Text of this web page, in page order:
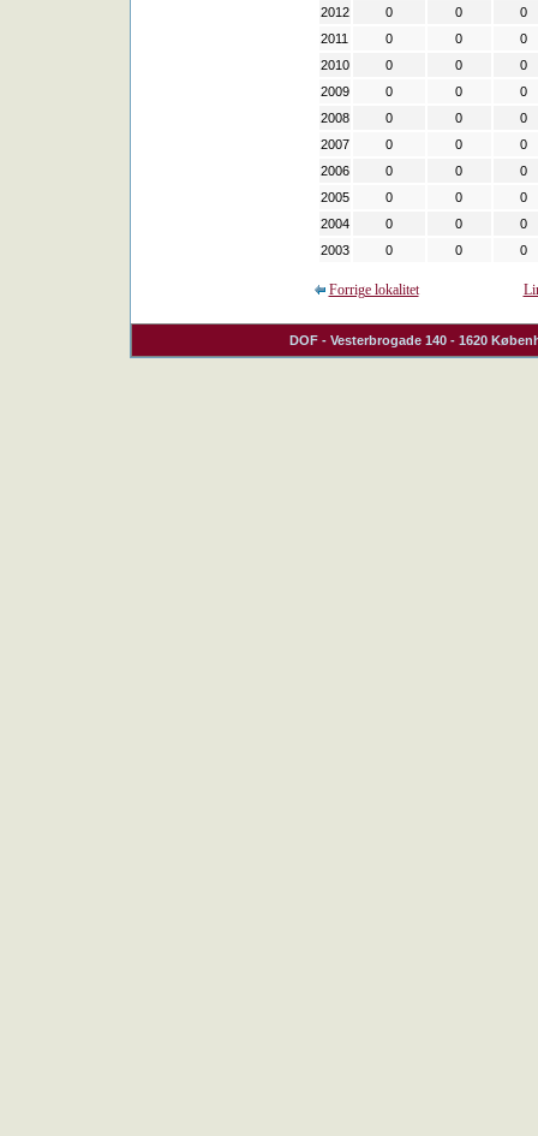
2012
0 0
0
2011
0 0
0
2010
0 0
0
2009
0 0
0
2008
0 0
0
2007
0 0
0
2006
0 0
0
2005
0 0
0
2004
0 0
0
2003
0 0 0
Forrige lokalitet
DOF - Vesterbrogade 140 - 1620